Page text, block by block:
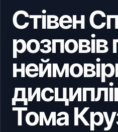
Стівен
розповів
Тома